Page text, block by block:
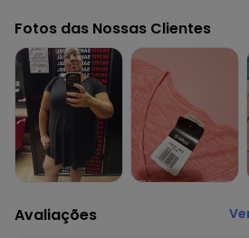
Modelagem: Solto
Comprimento da manga: Curta
Comprimento: Alongado
Decote frente: V
Complemento: Barra arredondada;
Tecido: Meia malha flamê
Composição: 51% viscose 49%
Fotos das Nossas Clientes
Avaliações